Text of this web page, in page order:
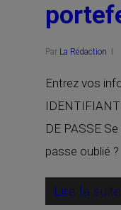
Par La Rédaction
Entrez vos
DE PASSE
passe oublié ?
Lire la suite